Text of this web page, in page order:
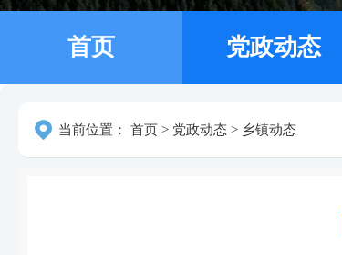
首页 党政动态
当前位置： 首页 > 党政动态 > 乡镇动态